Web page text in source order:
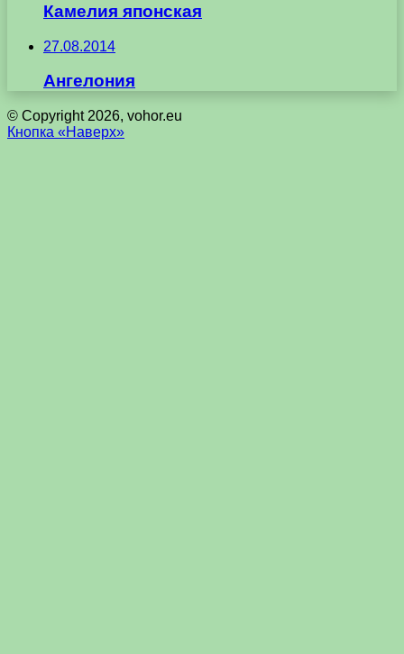
Камелия японская
27.08.2014
Ангелония
© Copyright 2026, vohor.eu
Кнопка «Наверх»